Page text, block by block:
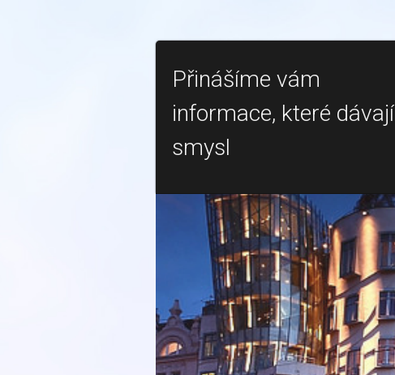
Přinášíme vám
informace, které dávají
smysl